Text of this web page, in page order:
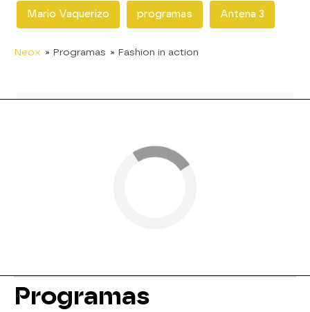
Mario Vaquerizo programas Antena 3
Neox » Programas » Fashion in action
Programas